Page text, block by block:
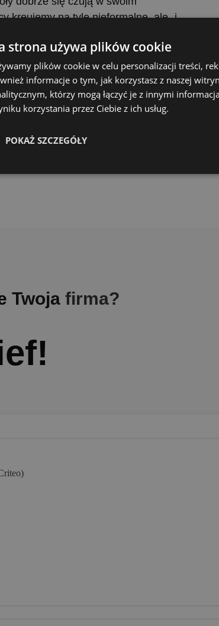
kreujemy na tyle nieformalne, ale i
rolę integralnego działu firmy,
sprawia, że czasem
budżetu marketingowego z
wpadamy na firmowe
jak swoi. Uczciwość relacji ponad
Twoja firma?
strona używa plików cookie
plików cookie w celu personalizacji treści,
informacje o tym, jak korzystasz z naszej
którzy mogą łączyć je z innymi
korzystania przez Ciebie z ich usług.
POKAŻ SZCZEGÓŁY